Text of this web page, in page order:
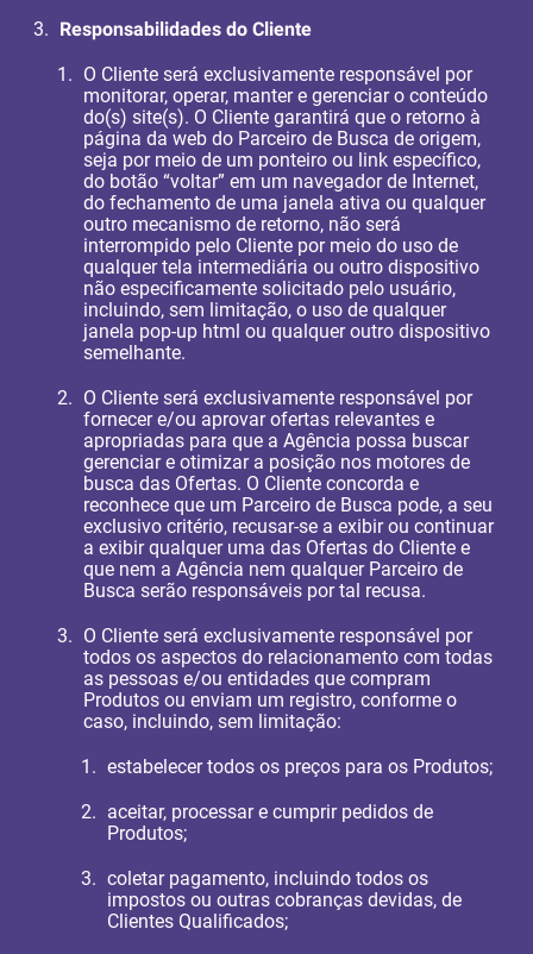
Responsabilidades do Cliente
O Cliente será exclusivamente responsável por
monitorar, operar, manter e gerenciar o conteúdo
do(s) site(s). O Cliente garantirá que o retorno à
página da web do Parceiro de Busca de origem,
seja por meio de um ponteiro ou link específico,
do botão “voltar” em um navegador de Internet,
do fechamento de uma janela ativa ou qualquer
outro mecanismo de retorno, não será
interrompido pelo Cliente por meio do uso de
qualquer tela intermediária ou outro dispositivo
não especificamente solicitado pelo usuário,
incluindo, sem limitação, o uso de qualquer
janela pop-up html ou qualquer outro dispositivo
semelhante.
O Cliente será exclusivamente responsável por
fornecer e/ou aprovar ofertas relevantes e
apropriadas para que a Agência possa buscar
gerenciar e otimizar a posição nos motores de
busca das Ofertas. O Cliente concorda e
reconhece que um Parceiro de Busca pode, a seu
exclusivo critério, recusar-se a exibir ou continuar
a exibir qualquer uma das Ofertas do Cliente e
que nem a Agência nem qualquer Parceiro de
Busca serão responsáveis por tal recusa.
O Cliente será exclusivamente responsável por
todos os aspectos do relacionamento com todas
as pessoas e/ou entidades que compram
Produtos ou enviam um registro, conforme o
caso, incluindo, sem limitação:
estabelecer todos os preços para os Produtos;
aceitar, processar e cumprir pedidos de
Produtos;
coletar pagamento, incluindo todos os
impostos ou outras cobranças devidas, de
Clientes Qualificados;